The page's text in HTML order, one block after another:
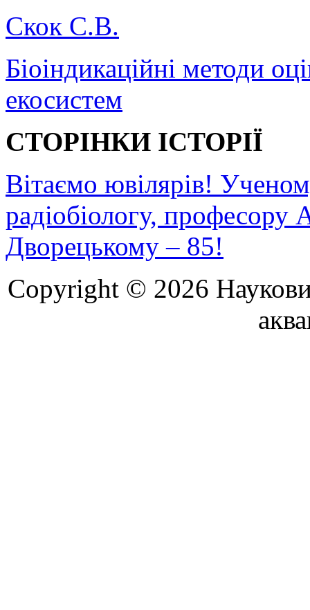
Скок С.В.
Біоіндикаційні методи
екосистем
СТОРІНКИ ІСТОРІЇ
Вітаємо ювілярів!
радіобіологу, професору
Дворецькому – 85!
Copyright © 2026